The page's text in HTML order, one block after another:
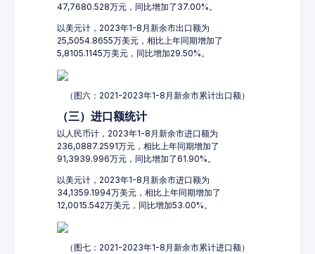
47,7680.528万元，同比增加了37.00%。
以美元计，2023年1-8月新余市出口额为
25,5054.8655万美元，相比上年同期增加了
5,8105.1145万美元，同比增加29.50%。
（图六：2021-2023年1-8月新余市累计出口额）
（三）进口额统计
以人民币计，2023年1-8月新余市进口额为
236,0887.2591万元，相比上年同期增加了
91,3939.996万元，同比增加了61.90%。
以美元计，2023年1-8月新余市进口额为
34,1359.1994万美元，相比上年同期增加了
12,0015.542万美元，同比增加53.00%。
（图七：2021-2023年1-8月新余市累计进口额）